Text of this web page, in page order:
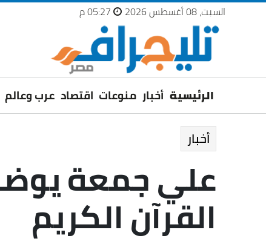
السبت، 08 أغسطس 2026
الرئيسية أخبار منوعات اقتصاد عرب وعالم
أخبار
علي جمعة
القرآن الكريم